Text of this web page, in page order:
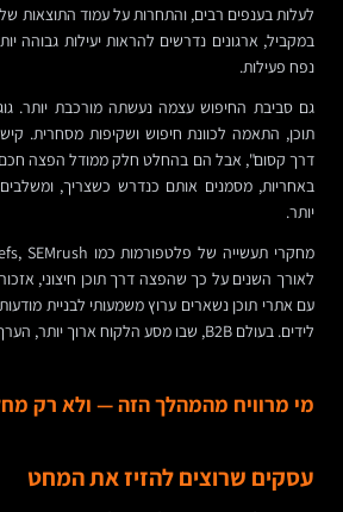
לעלות בענפים רבים, והתחרות על עמוד התוצאות
במקביל, ארגונים נדרשים להראות יעילות גבוהה
נפח פעילות.
גם סביבת החיפוש עצמה נעשתה מורכבת יותר.
תוכן, התאמה לכוונת חיפוש ושקיפות מסחרית.
דרך קסום", אבל הם בהחלט חלק ממודל הפצה
באחריות, מסמנים אותם כנדרש כשצריך,
יותר.
לאורך השנים על כך שהפצה דרך תוכן חיצוני,
עם אתרי תוכן נשארים ערוץ משמעותי לבניית
לידים. בעולם B2B, שבו מסע הלקוח ארוך יותר, הערך הזה לעיתים אפילו גדל.
מי מרוויח מהמהלך הזה — ולא רק
עסקים שרוצים להזיז את המחט